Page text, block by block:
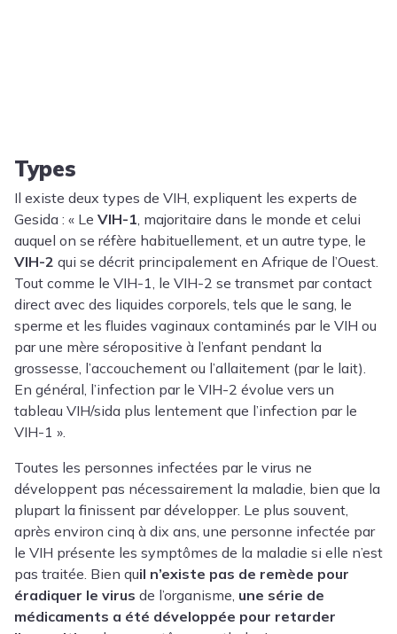
Types
Il existe deux types de VIH, expliquent les experts de
Gesida : « Le VIH-1, majoritaire dans le monde et celui
auquel on se réfère habituellement, et un autre type, le
VIH-2 qui se décrit principalement en Afrique de l’Ouest.
Tout comme le VIH-1, le VIH-2 se transmet par contact
direct avec des liquides corporels, tels que le sang, le
sperme et les fluides vaginaux contaminés par le VIH ou
par une mère séropositive à l’enfant pendant la
grossesse, l’accouchement ou l’allaitement (par le lait).
En général, l’infection par le VIH-2 évolue vers un
tableau VIH/sida plus lentement que l’infection par le
VIH-1 ».
Toutes les personnes infectées par le virus ne
développent pas nécessairement la maladie, bien que la
plupart la finissent par développer. Le plus souvent,
après environ cinq à dix ans, une personne infectée par
le VIH présente les symptômes de la maladie si elle n’est
pas traitée. Bien quil n’existe pas de remède pour
éradiquer le virus de l’organisme, une série de
médicaments a été développée pour retarder